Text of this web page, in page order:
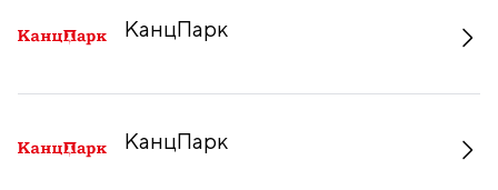
КанцПарк
КанцПарк